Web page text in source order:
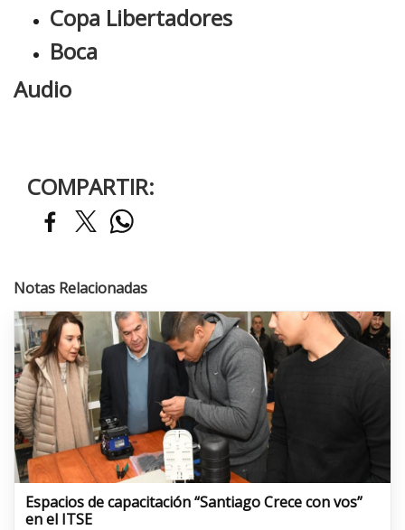
Copa Libertadores
Boca
Audio
COMPARTIR:
Notas Relacionadas
Espacios de capacitación “Santiago Crece con vos”
en el ITSE